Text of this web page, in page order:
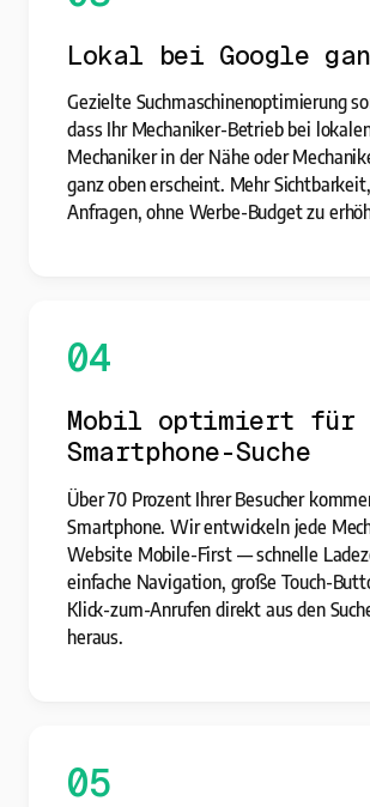
Lokal bei Google
Gezielte Suchmaschinenoptimierung
dass Ihr Mechaniker-Betrieb bei
Mechaniker in der Nähe oder
ganz oben erscheint. Mehr
Anfragen, ohne Werbe-Budget zu
04
Mobil optimiert für
Smartphone-Suche
Über 70 Prozent Ihrer Besucher
Smartphone. Wir entwickeln jede
Website Mobile-First — schnelle
einfache Navigation, große Touch-
Klick-zum-Anrufen direkt aus den
heraus.
05